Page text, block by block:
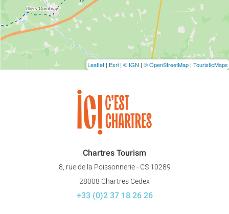
Leaflet | Esri | © IGN | © OpenStreetMap | TouristicMaps
Chartres Tourism
8, rue de la Poissonnerie - CS 10289
28008 Chartres Cedex
+33 (0)2 37 18 26 26